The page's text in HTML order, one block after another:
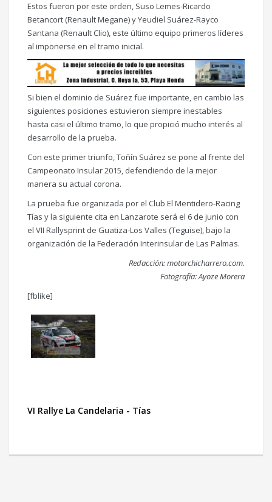
Estos fueron por este orden, Suso Lemes-Ricardo
Betancort (Renault Megane) y Yeudiel Suárez-Rayco
Santana (Renault Clio), este último equipo primeros líderes
al imponerse en el tramo inicial.
Si bien el dominio de Suárez fue importante, en cambio las
siguientes posiciones estuvieron siempre inestables
hasta casi el último tramo, lo que propició mucho interés al
desarrollo de la prueba.
Con este primer triunfo, Toñín Suárez se pone al frente del
Campeonato Insular 2015, defendiendo de la mejor
manera su actual corona.
La prueba fue organizada por el Club El Mentidero-Racing
Tías y la siguiente cita en Lanzarote será el 6 de junio con
el VII Rallysprint de Guatiza-Los Valles (Teguise), bajo la
organización de la Federación Interinsular de Las Palmas.
Redacción: motorchicharrero.com.
Fotografía: Ayoze Morera
[fblike]
VI Rallye La Candelaria - Tías